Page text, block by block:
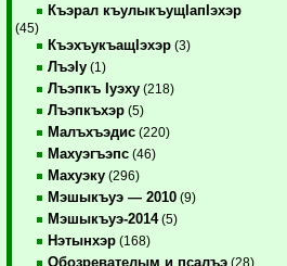
Къэрал къулыкъущIапIэхэр
(45)
КъэхъукъащIэхэр (3)
ЛъэIу (1)
Лъэпкъ Iуэху (218)
Лъэпкъхэр (5)
Малъхъэдис (220)
Махуэгъэпс (46)
Махуэку (296)
Мэшыкъуэ — 2010 (9)
Мэшыкъуэ-2014(5)
Нэтынхэр (168)
Обозревателым и псалъэ (28)